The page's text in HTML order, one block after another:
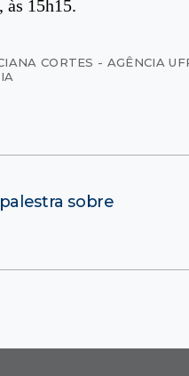
às 15h15.
CORTES - AGÊNCIA
sobre